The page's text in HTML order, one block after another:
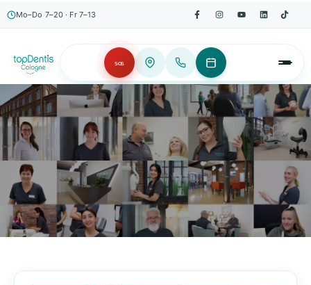
Mo–Do 7–20 · Fr 7–13
SOS
Unser Blog